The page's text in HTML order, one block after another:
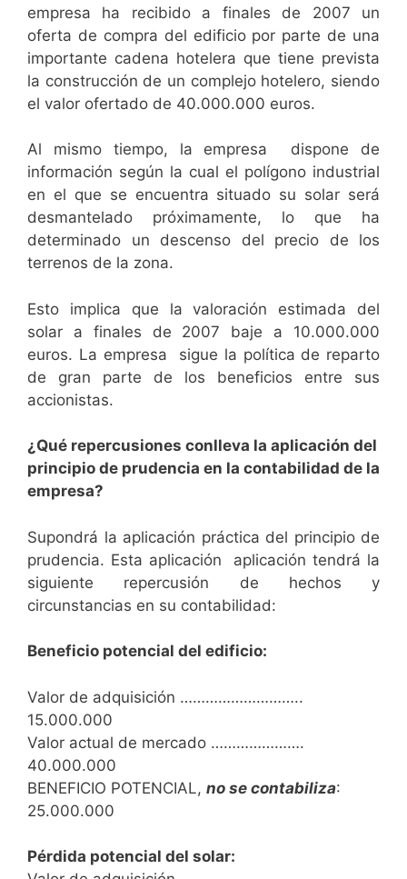
empresa ha recibido a finales de 2007 un
oferta de compra del edificio por parte de una
importante cadena hotelera que tiene prevista
la construcción de un complejo hotelero, siendo
el valor ofertado de 40.000.000 euros.
Al mismo tiempo, la empresa dispone de
información según la cual el polígono industrial
en el que se encuentra situado su solar será
desmantelado próximamente, lo que ha
determinado un descenso del precio de los
terrenos de la zona.
Esto implica que la valoración estimada del
solar a finales de 2007 baje a 10.000.000
euros. La empresa sigue la política de reparto
de gran parte de los beneficios entre sus
accionistas.
¿Qué repercusiones conlleva la aplicación del
principio de prudencia en la contabilidad de la
empresa?
Supondrá la aplicación práctica del principio de
prudencia. Esta aplicación aplicación tendrá la
siguiente repercusión de hechos y
circunstancias en su contabilidad:
Beneficio potencial del edificio:
Valor de adquisición ………………………..
15.000.000
Valor actual de mercado ………………….
40.000.000
BENEFICIO POTENCIAL, no se contabiliza:
25.000.000
Pérdida potencial del solar: